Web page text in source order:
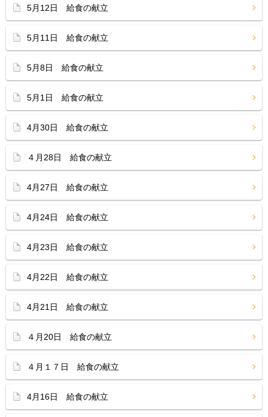
5月12日 給食の献立
5月11日 給食の献立
5月8日 給食の献立
5月1日 給食の献立
4月30日 給食の献立
４月28日 給食の献立
4月27日 給食の献立
4月24日 給食の献立
4月23日 給食の献立
4月22日 給食の献立
4月21日 給食の献立
４月20日 給食の献立
４月１７日 給食の献立
4月16日 給食の献立